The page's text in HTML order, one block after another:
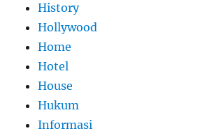
History
Hollywood
Home
Hotel
House
Hukum
Informasi